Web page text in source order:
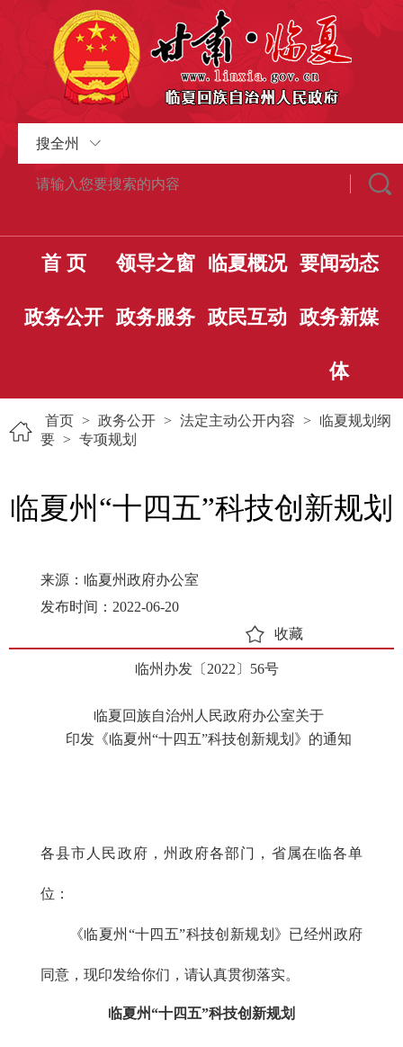
搜全州
首 页 领导之窗 临夏概况 要闻动态
政务公开 政务服务 政民互动 政务新媒
体
首页 > 政务公开 > 法定主动公开内容 > 临夏规划纲
要 > 专项规划
临夏州“十四五”科技创新规划
来源：临夏州政府办公室
发布时间：2022-06-20
收藏
临州办发〔2022〕56号
临夏回族自治州人民政府办公室关于
印发《临夏州“十四五”科技创新规划》的通知
各县市人民政府，州政府各部门，省属在临各单
位：
《临夏州“十四五”科技创新规划》已经州政府
同意，现印发给你们，请认真贯彻落实。
临夏州“十四五”科技创新规划